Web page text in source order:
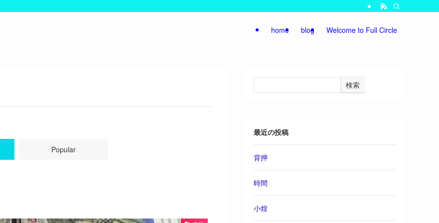
home blog Welcome to Full Circle
Popular
検索
最近の投稿
背押
時間
小煌